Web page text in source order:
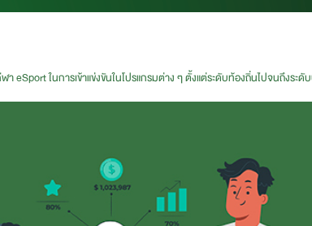
ในการเข้าแข่งขันในโปรแกรมต่าง ๆ ตั้งแต่ระดับท้องถิ่นไปจนถึงระดั